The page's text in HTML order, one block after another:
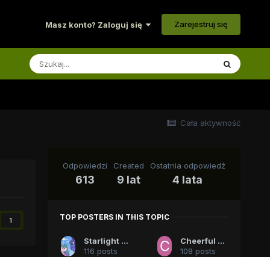
Masz konto? Zaloguj się Zarejestruj się
Cała aktywność
1
Odpowiedzi
613
Created
9 lat
Ostatnia odpowiedź
4 lata
TOP POSTERS IN THIS TOPIC
Starlight Sparkle
116 posts
Cheerful Sparkle
108 posts